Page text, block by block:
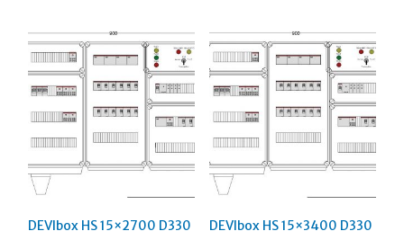
DEVIbox HS 15×2700 D330 DEVIbox HS 15×3400 D330